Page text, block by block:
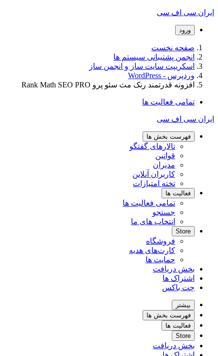
سی اف سی
ورود
صفحه نخست
انجمن پشتیبانی سیستم ها
اسکریپت سایت ساز و انجمن ساز
وردپرس - WordPress
افزونه قدرتمند رنک مث سئو پرو Rank Math SEO PRO
تمامی فعالیت ها
سی اف سی
فهرست بخش ها
تالارهای گفتگو
قوانین
مدیران
کاربران آنلاین
تخته امتیازات
فعالیت ها
تمامی فعالیت ها
جستجو
انتخاب های ما
Store
فروشگاه
کارت‌های هدیه
حمایت ها
بخش دریافت
اشتراک ها
چت باکس
بیشتر
فهرست بخش ها
فعالیت ها
Store
بخش دریافت